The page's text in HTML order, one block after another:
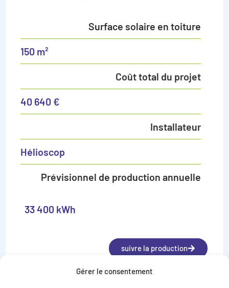
Gérer le consentement
Surface solaire en toiture
150 m²
Coût total du projet
40 640 €
Installateur
Hélioscop
Prévisionnel de production annuelle
33 400 kWh
suivre la production